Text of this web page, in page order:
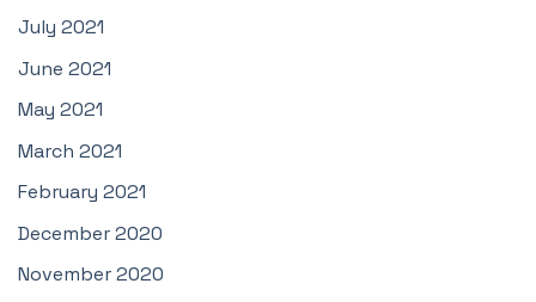
July 2021
June 2021
May 2021
March 2021
February 2021
December 2020
November 2020